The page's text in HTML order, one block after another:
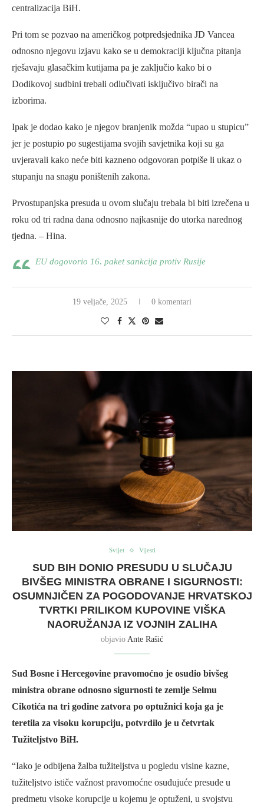
centralizacija BiH.
Pri tom se pozvao na američkog potpredsjednika JD Vancea
odnosno njegovu izjavu kako se u demokraciji ključna pitanja
rješavaju glasačkim kutijama pa je zaključio kako bi o
Dodikovoj sudbini trebali odlučivati isključivo birači na
izborima.
Ipak je dodao kako je njegov branjenik možda “upao u stupicu”
jer je postupio po sugestijama svojih savjetnika koji su ga
uvjeravali kako neće biti kazneno odgovoran potpiše li ukaz o
stupanju na snagu poništenih zakona.
Prvostupanjska presuda u ovom slučaju trebala bi biti izrečena u
roku od tri radna dana odnosno najkasnije do utorka narednog
tjedna. – Hina.
EU dogovorio 16. paket sankcija protiv Rusije
19 veljače, 2025 0 komentari
Svijet Vijesti
SUD BIH DONIO PRESUDU U SLUČAJU
BIVŠEG MINISTRA OBRANE I SIGURNOSTI:
OSUMNJIČEN ZA POGODOVANJE HRVATSKOJ
TVRTKI PRILIKOM KUPOVINE VIŠKA
NAORUŽANJA IZ VOJNIH ZALIHA
objavio Ante Rašić
Sud Bosne i Hercegovine pravomoćno je osudio bivšeg
ministra obrane odnosno sigurnosti te zemlje Selmu
Cikotića na tri godine zatvora po optužnici koja ga je
teretila za visoku korupciju, potvrdilo je u četvrtak
Tužiteljstvo BiH.
“Iako je odbijena žalba tužiteljstva u pogledu visine kazne,
tužiteljstvo ističe važnost pravomoćne osuđujuće presude u
predmetu visoke korupcije u kojemu je optuženi, u svojstvu